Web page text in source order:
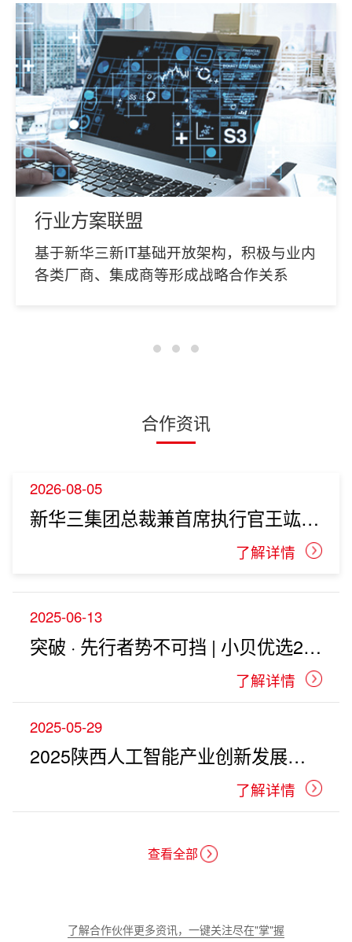
行业方案联盟
基于新华三新IT基础开放架构，积极与业内
各类厂商、集成商等形成战略合作关系
合作资讯
2026-08-05
新华三集团总裁兼首席执行官王竑弢致广大合作伙伴的一封信
了解详情
2025-06-13
突破 · 先行者势不可挡 | 小贝优选2025年合作伙伴大会圆满举行
了解详情
2025-05-29
2025陕西人工智能产业创新发展峰会暨智算生态合作伙伴大会成功召开
了解详情
查看全部
了解合作伙伴更多资讯，一键关注尽在"掌"握